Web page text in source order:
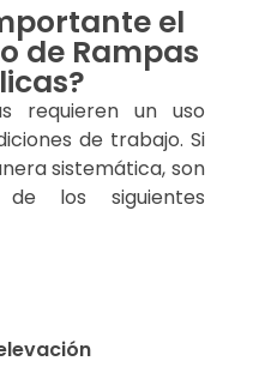
el
de Rampas
requieren un uso
de trabajo. Si
sistemática, son
los siguientes